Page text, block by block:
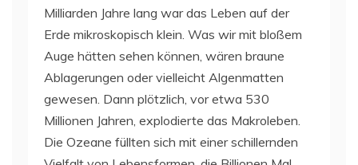
Milliarden Jahre lang war das Leben auf der
Erde mikroskopisch klein. Was wir mit bloßem
Auge hätten sehen können, wären braune
Ablagerungen oder vielleicht Algenmatten
gewesen. Dann plötzlich, vor etwa 530
Millionen Jahren, explodierte das Makroleben.
Die Ozeane füllten sich mit einer schillernden